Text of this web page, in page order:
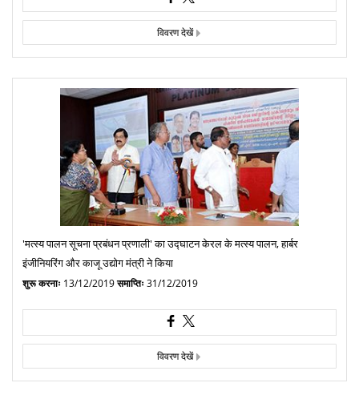
विवरण देखें
'मत्स्य पालन सूचना प्रबंधन प्रणाली' का उद्घाटन केरल के मत्स्य पालन, हार्बर
इंजीनियरिंग और काजू उद्योग मंत्री ने किया
शुरू करनाः 13/12/2019समाप्तिः 31/12/2019
विवरण देखें